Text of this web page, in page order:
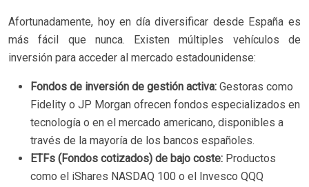
Afortunadamente, hoy en día diversificar desde España es
más fácil que nunca. Existen múltiples vehículos de
inversión para acceder al mercado estadounidense:
Fondos de inversión de gestión activa: Gestoras como
Fidelity o JP Morgan ofrecen fondos especializados en
tecnología o en el mercado americano, disponibles a
través de la mayoría de los bancos españoles.
ETFs (Fondos cotizados) de bajo coste: Productos
como el iShares NASDAQ 100 o el Invesco QQQ